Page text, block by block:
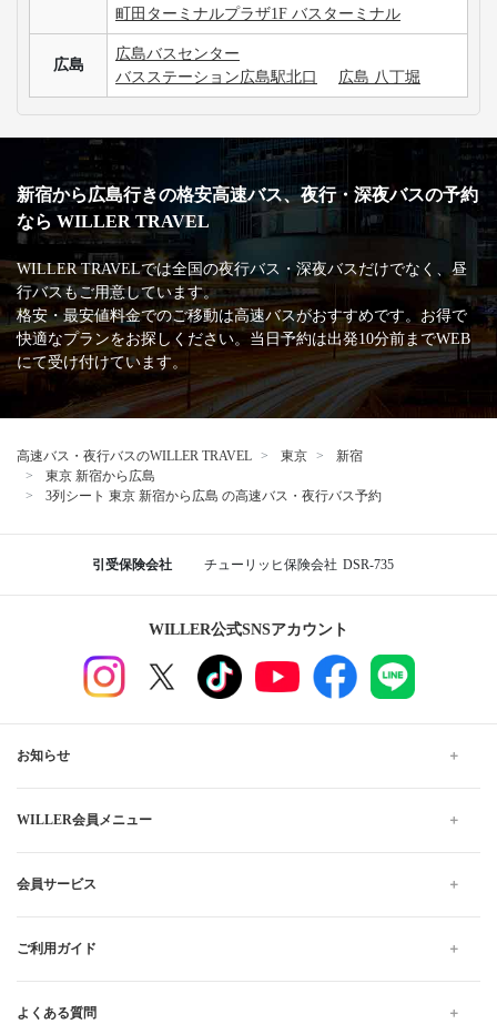
町田ターミナルプラザ1F バスターミナル
広島
広島バスセンター
バスステーション広島駅北口
広島 八丁堀
新宿から広島行きの格安高速バス、夜行・深夜バスの予約
なら WILLER TRAVEL
WILLER TRAVELでは全国の夜行バス・深夜バスだけでなく、昼
行バスもご用意しています。
格安・最安値料金でのご移動は高速バスがおすすめです。お得で
快適なプランをお探しください。当日予約は出発10分前までWEB
にて受け付けています。
高速バス・夜行バスのWILLER TRAVEL 東京
新宿
東京 新宿から広島
3列シート 東京 新宿から広島 の高速バス・夜行バス予約
引受保険会社 チューリッヒ保険会社 DSR-735
WILLER公式SNSアカウント
お知らせ
WILLER会員メニュー
会員サービス
ご利用ガイド
よくある質問